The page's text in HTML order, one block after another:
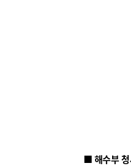
■ 해수부 청